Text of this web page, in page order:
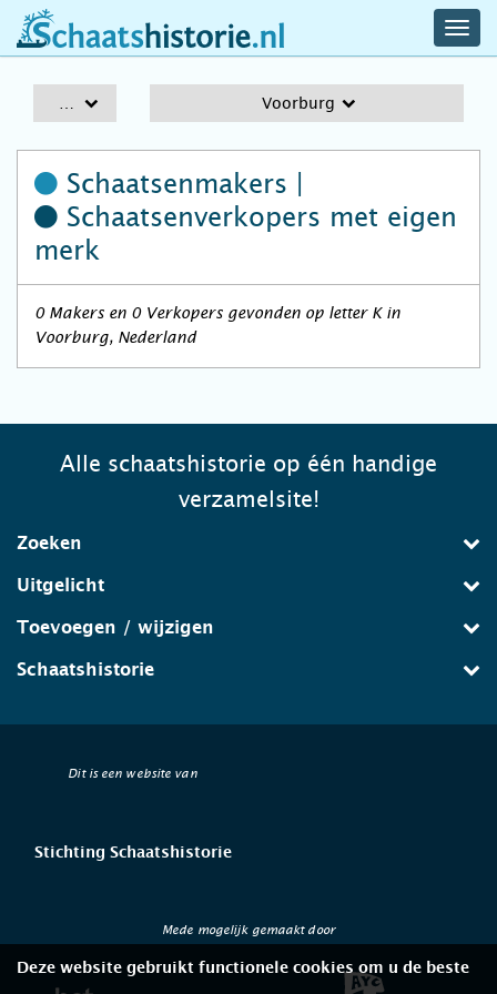
schaatshistorie.nl
Voorburg
Schaatsenmakers |
Schaatsenverkopers met eigen
merk
0 Makers en 0 Verkopers gevonden op letter K in
Voorburg, Nederland
Alle schaatshistorie op één handige
verzamelsite!
Zoeken
Uitgelicht
Toevoegen / wijzigen
Schaatshistorie
Dit is een website van
Stichting Schaatshistorie
Mede mogelijk gemaakt door
Deze website gebruikt functionele cookies om u de beste